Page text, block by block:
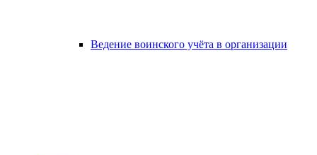
Ведение воинского учёта в организации